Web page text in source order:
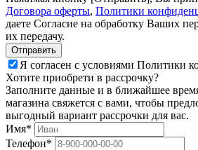
Договора оферты, Политики
даете Согласие на обработку Ваших
их передачу.
Я согласен с условиями Политики
Хотите приобрети в рассрочку?
Заполните данные и в ближайшее
магазина свяжется с вами, чтобы
выгодный вариант рассрочки для вас.
Имя*
Телефон*